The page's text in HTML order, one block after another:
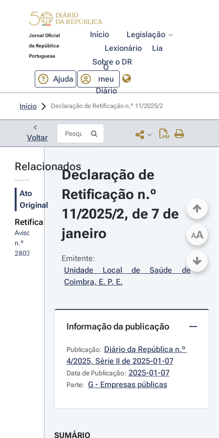
Jornal Oficial
da República
Portuguesa
Início
Legislação
Lexionário
Lia
Sobre o DR
Ajuda
O
meu
Diário
Início Declaração de Retificação n.º 11/2025/2
Voltar
Relacionados
Ato
Original
Retifica
Aviso
n.º
28032/2024/2
Declaração de
Retificação n.º
11/2025/2, de 7 de
janeiro
Emitente:
Unidade Local de Saúde de
Coimbra, E. P. E.
Informação da publicação
Publicação: Diário da República n.º
4/2025, Série II de 2025-01-07
Data de Publicação: 2025-01-07
Parte: G - Empresas públicas
SUMÁRIO
AA